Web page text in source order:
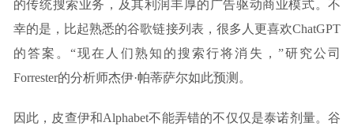
的传统搜索业务，及其利润丰厚的广告驱动商业模式。不
幸的是，比起熟悉的谷歌链接列表，很多人更喜欢ChatGPT
的答案。“现在人们熟知的搜索行将消失，”研究公司
Forrester的分析师杰伊·帕蒂萨尔如此预测。
因此，皮查伊和Alphabet不能弄错的不仅仅是泰诺剂量。谷